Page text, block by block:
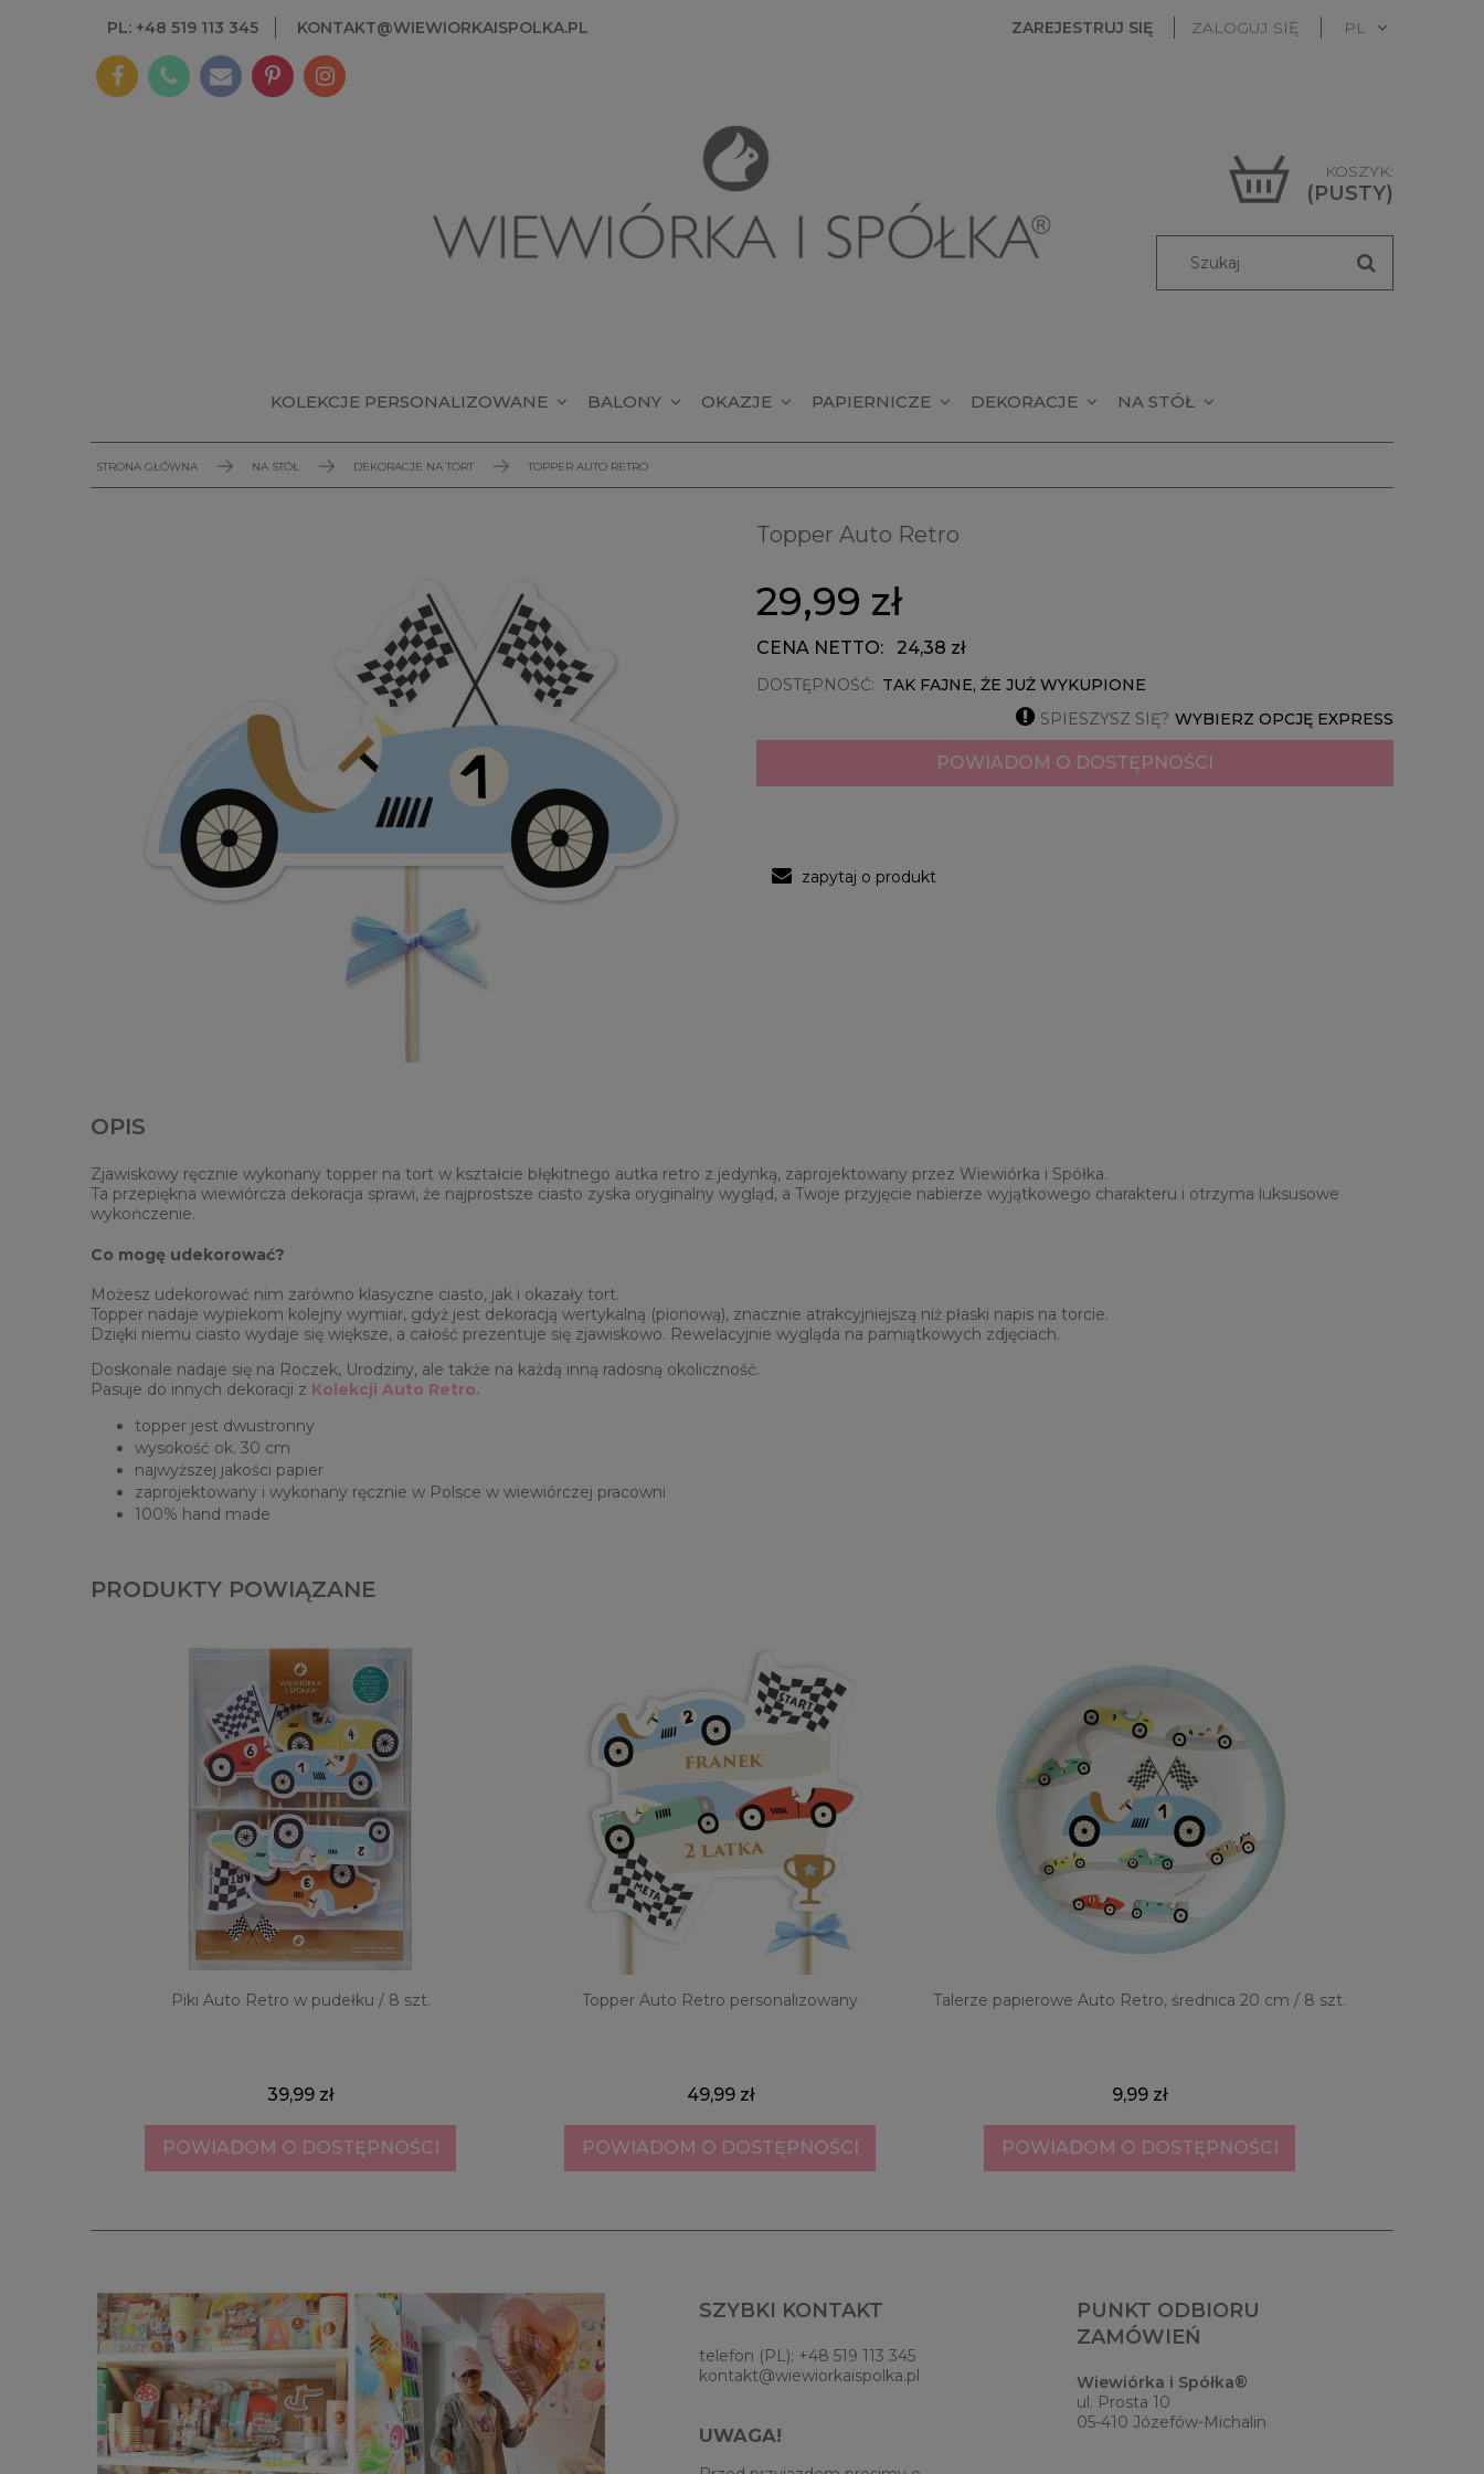
PL: +48 519 113 345 KONTAKT@WIEWIORKAISPOLKA.PL ZAREJESTRUJ SIĘ ZALOGUJ SIĘ
KOSZYK:
(PUSTY)
KOLEKCJE PERSONALIZOWANE BALONY OKAZJE PAPIERNICZE DEKORACJE NA STÓŁ
STRONA GŁÓWNA NA STÓŁ DEKORACJE NA TORT TOPPER AUTO RETRO
Topper Auto Retro
29,99 zł
CENA NETTO: 24,38 zł
DOSTĘPNOŚĆ: TAK FAJNE, ŻE JUŻ WYKUPIONE
 SPIESZYSZ SIĘ? WYBIERZ OPCJĘ EXPRESS
POWIADOM O DOSTĘPNOŚCI
zapytaj o produkt
OPIS
Zjawiskowy ręcznie wykonany topper na tort w kształcie błękitnego autka retro z jedynką, zaprojektowany przez Wiewiórka i Spółka.
Ta przepiękna wiewiórcza dekoracja sprawi, że najprostsze ciasto zyska oryginalny wygląd, a Twoje przyjęcie nabierze wyjątkowego charakteru i otrzyma luksusowe
wykończenie.
Co mogę udekorować?
Możesz udekorować nim zarówno klasyczne ciasto, jak i okazały tort.
Topper nadaje wypiekom kolejny wymiar, gdyż jest dekoracją wertykalną (pionową), znacznie atrakcyjniejszą niż płaski napis na torcie.
Dzięki niemu ciasto wydaje się większe, a całość prezentuje się zjawiskowo. Rewelacyjnie wygląda na pamiątkowych zdjęciach.
Doskonale nadaje się na Roczek, Urodziny, ale także na każdą inną radosną okoliczność.
Pasuje do innych dekoracji z Kolekcji Auto Retro.
topper jest dwustronny
wysokość ok. 30 cm
najwyższej jakości papier
zaprojektowany i wykonany ręcznie w Polsce w wiewiórczej pracowni
100% hand made
PRODUKTY POWIĄZANE
Piki Auto Retro w pudełku / 8 szt.
39,99 zł
POWIADOM O DOSTĘPNOŚCI
Topper Auto Retro personalizowany
49,99 zł
POWIADOM O DOSTĘPNOŚCI
Talerze papierowe Auto Retro, średnica 20 cm / 8 szt.
9,99 zł
POWIADOM O DOSTĘPNOŚCI
SZYBKI KONTAKT
telefon (PL): +48 519 113 345
kontakt@wiewiorkaispolka.pl
UWAGA!
PUNKT ODBIORU
ZAMÓWIEŃ
Wiewiórka i Spółka®
ul. Prosta 10
05-410 Józefów-Michalin